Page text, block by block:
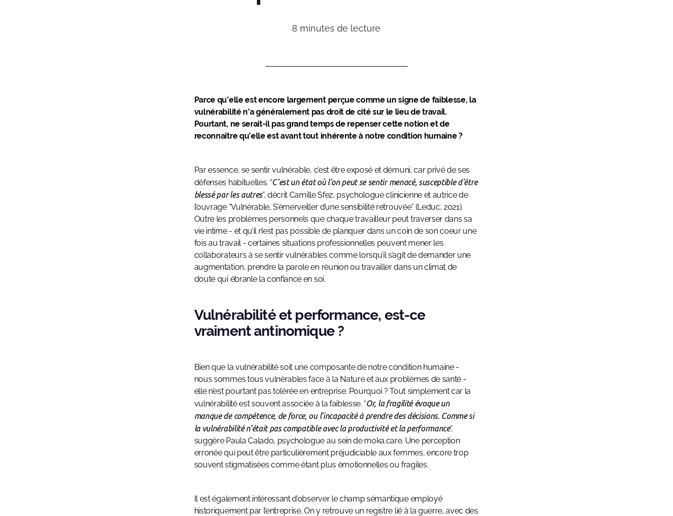
8 minutes de lecture
Parce qu’elle est encore largement perçue comme un signe de faiblesse, la
vulnérabilité n’a généralement pas droit de cité sur le lieu de travail.
Pourtant, ne serait-il pas grand temps de repenser cette notion et de
reconnaître qu’elle est avant tout inhérente à notre condition humaine ?
Par essence, se sentir vulnérable, c’est être exposé et démuni, car privé de ses
défenses habituelles. “C'est un état où l'on peut se sentir menacé, susceptible d'être
blessé par les autres”, décrit Camille Sfez, psychologue clinicienne et autrice de
l’ouvrage “Vulnérable, S’émerveiller d’une sensibilité retrouvée” (Leduc, 2021).
Outre les problèmes personnels que chaque travailleur peut traverser dans sa
vie intime - et qu’il n’est pas possible de planquer dans un coin de son coeur une
fois au travail - certaines situations professionnelles peuvent mener les
collaborateurs à se sentir vulnérables comme lorsqu’il s’agit de demander une
augmentation, prendre la parole en réunion ou travailler dans un climat de
doute qui ébranle la confiance en soi.
Vulnérabilité et performance, est-ce
vraiment antinomique ?
Bien que la vulnérabilité soit une composante de notre condition humaine -
nous sommes tous vulnérables face à la Nature et aux problèmes de santé -
elle n’est pourtant pas tolérée en entreprise. Pourquoi ? Tout simplement car la
vulnérabilité est souvent associée à la faiblesse. “Or, la fragilité évoque un
manque de compétence, de force, ou l’incapacité à prendre des décisions. Comme si
la vulnérabilité n’était pas compatible avec la productivité et la performance”,
suggère Paula Calado, psychologue au sein de moka.care. Une perception
erronée qui peut être particulièrement préjudiciable aux femmes, encore trop
souvent stigmatisées comme étant plus émotionnelles ou fragiles.
Il est également intéressant d’observer le champ sémantique employé
historiquement par l’entreprise. On y retrouve un registre lié à la guerre, avec des